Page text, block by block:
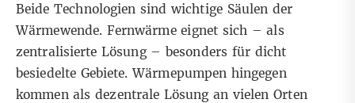
Beide Technologien sind wichtige Säulen der
Wärmewende. Fernwärme eignet sich – als
zentralisierte Lösung – besonders für dicht
besiedelte Gebiete. Wärmepumpen hingegen
kommen als dezentrale Lösung an vielen Orten